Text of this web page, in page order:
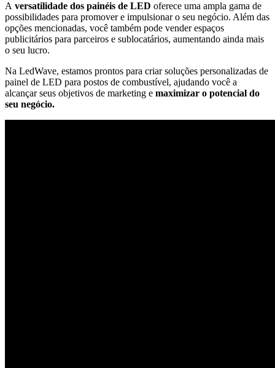
A versatilidade dos painéis de LED oferece uma ampla gama de
possibilidades para promover e impulsionar o seu negócio. Além das
opções mencionadas, você também pode vender espaços
publicitários para parceiros e sublocatários, aumentando ainda mais
o seu lucro.
Na LedWave, estamos prontos para criar soluções personalizadas de
painel de LED para postos de combustível, ajudando você a
alcançar seus objetivos de marketing e maximizar o potencial do
seu negócio.